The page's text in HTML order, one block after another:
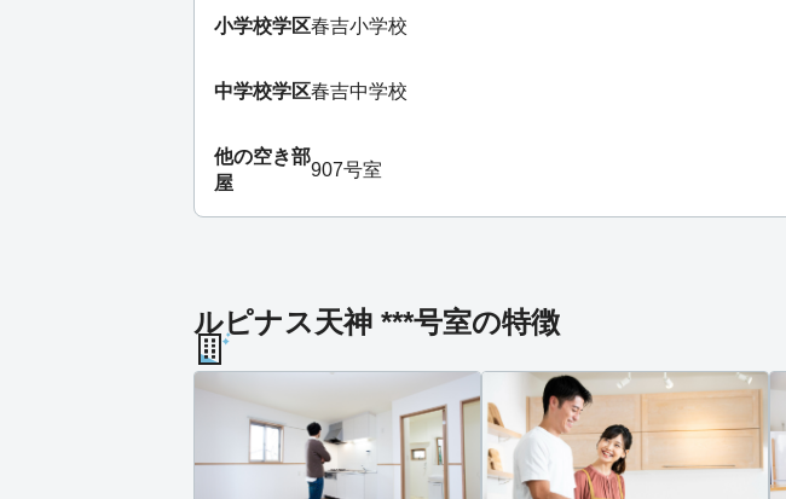
小学校学区春吉小学校
中学校学区春吉中学校
他の空き部
屋
907号室
ルピナス天神 ***号室の特徴